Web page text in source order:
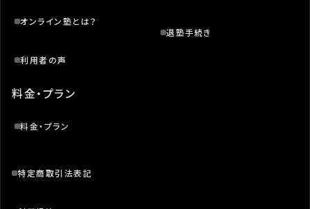
オンライン塾とは？
利用者の声
料金・プラン
料金・プラン
退塾手続き
特定商取引法表記